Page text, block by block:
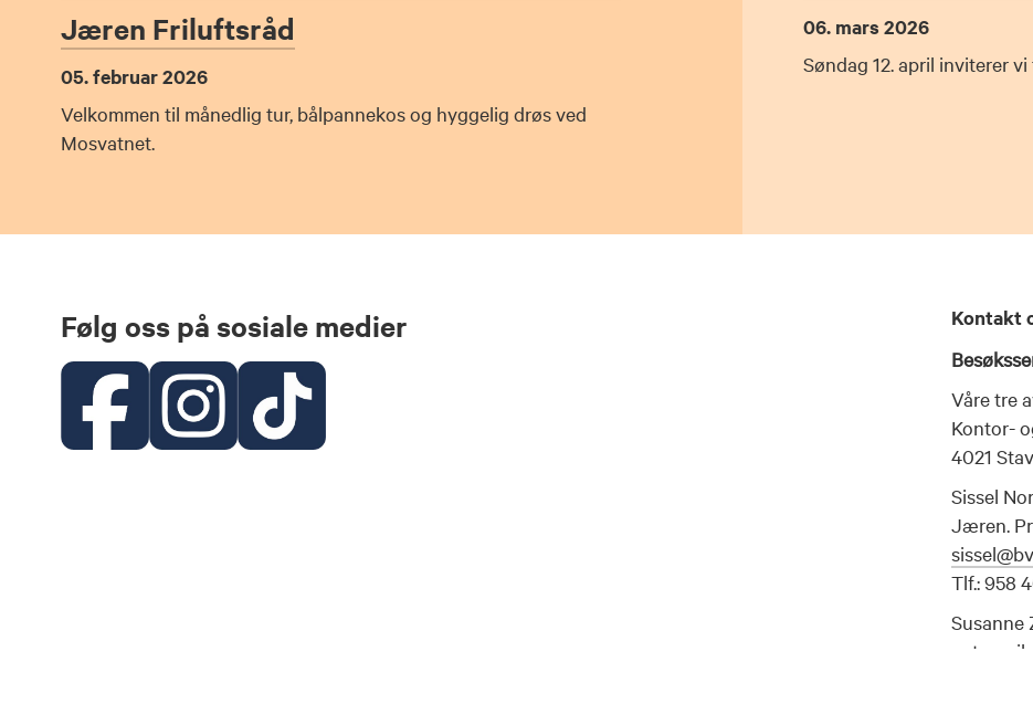
Jæren Friluftsråd
05. februar 2026
Velkommen til månedlig tur, bålpannekos og hyggelig drøs ved
Mosvatnet.
06. mars 2026
Søndag 12. april inviterer
Følg oss på sosiale medier Kontakt
Våre tre
Kontor-
4021
Sissel
Jæren.
Tlf.: 958
Susanne